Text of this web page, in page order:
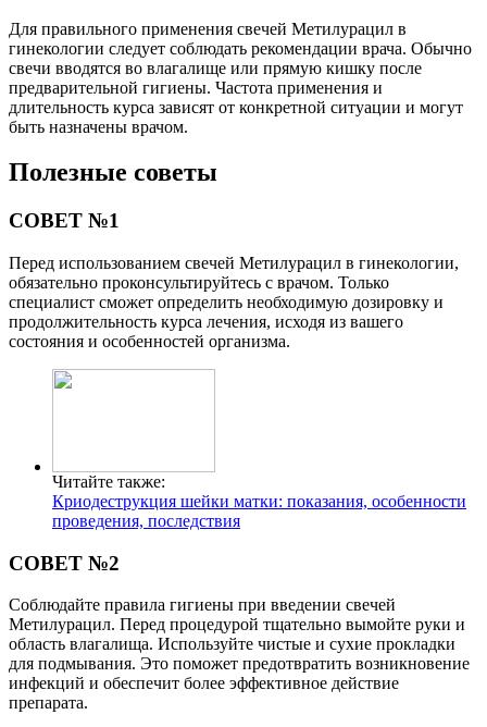
Для правильного применения свечей Метилурацил в
гинекологии следует соблюдать рекомендации врача. Обычно
свечи вводятся во влагалище или прямую кишку после
предварительной гигиены. Частота применения и
длительность курса зависят от конкретной ситуации и могут
быть назначены врачом.
Полезные советы
СОВЕТ №1
Перед использованием свечей Метилурацил в гинекологии,
обязательно проконсультируйтесь с врачом. Только
специалист сможет определить необходимую дозировку и
продолжительность курса лечения, исходя из вашего
состояния и особенностей организма.
Читайте также:
Криодеструкция шейки матки: показания, особенности
проведения, последствия
СОВЕТ №2
Соблюдайте правила гигиены при введении свечей
Метилурацил. Перед процедурой тщательно вымойте руки и
область влагалища. Используйте чистые и сухие прокладки
для подмывания. Это поможет предотвратить возникновение
инфекций и обеспечит более эффективное действие
препарата.